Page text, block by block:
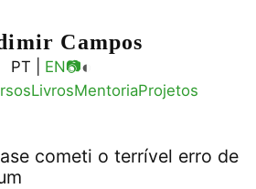
Campos
PT | EN📷◐
LivrosMentoriaProjetos
cometi o terrível erro de